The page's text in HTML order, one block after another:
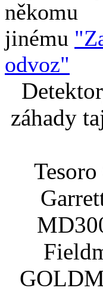
někomu
jinému
odvoz"
záhady